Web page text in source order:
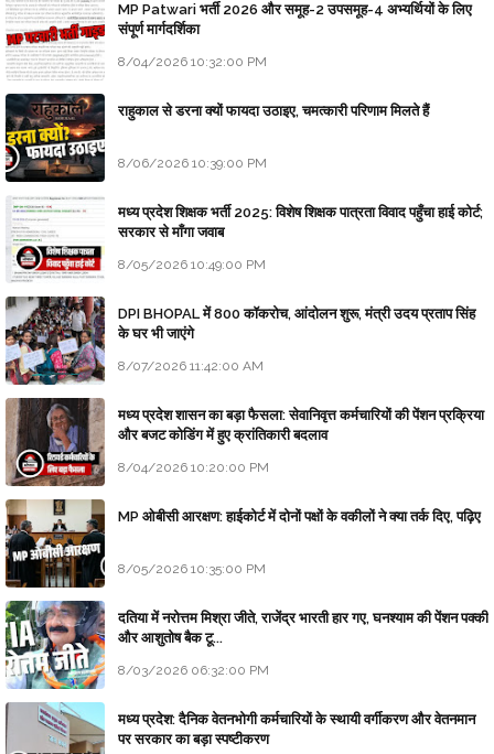
MP Patwari भर्ती 2026 और समूह-2 उपसमूह-4 अभ्यर्थियों के लिए
संपूर्ण मार्गदर्शिका
8/04/2026 10:32:00 PM
राहुकाल से डरना क्यों फायदा उठाइए, चमत्कारी परिणाम मिलते हैं
8/06/2026 10:39:00 PM
मध्य प्रदेश शिक्षक भर्ती 2025: विशेष शिक्षक पात्रता विवाद पहुँचा हाई कोर्ट;
सरकार से माँगा जवाब
8/05/2026 10:49:00 PM
DPI BHOPAL में 800 कॉकरोच, आंदोलन शुरू, मंत्री उदय प्रताप सिंह
के घर भी जाएंगे
8/07/2026 11:42:00 AM
मध्य प्रदेश शासन का बड़ा फैसला: सेवानिवृत्त कर्मचारियों की पेंशन प्रक्रिया
और बजट कोडिंग में हुए क्रांतिकारी बदलाव
8/04/2026 10:20:00 PM
MP ओबीसी आरक्षण: हाईकोर्ट में दोनों पक्षों के वकीलों ने क्या तर्क दिए, पढ़िए
8/05/2026 10:35:00 PM
दतिया में नरोत्तम मिश्रा जीते, राजेंद्र भारती हार गए, घनश्याम की पेंशन पक्की
और आशुतोष बैक टू...
8/03/2026 06:32:00 PM
मध्य प्रदेश: दैनिक वेतनभोगी कर्मचारियों के स्थायी वर्गीकरण और वेतनमान
पर सरकार का बड़ा स्पष्टीकरण